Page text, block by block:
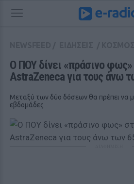
Ο ΠΟΥ δίνει «πράσινο
AstraZeneca για τους άνω
Μεταξύ των δύο δόσεων θα πρέπει να
εβδομάδες